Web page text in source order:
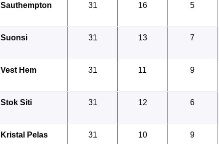
Sauthempton 31 16 5
Suonsi 31 13 7
Vest Hem 31 11 9
Stok Siti 31 12 6
Kristal Pelas 31 10 9